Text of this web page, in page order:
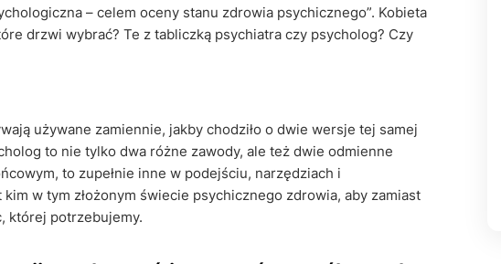
– celem oceny stanu zdrowia psychicznego”. Kobieta
drzwi wybrać? Te z tabliczką psychiatra czy psycholog? Czy
używane zamiennie, jakby chodziło o dwie wersje tej samej
to nie tylko dwa różne zawody, ale też dwie odmienne
to zupełnie inne w podejściu, narzędziach i
w tym złożonym świecie psychicznego zdrowia, aby zamiast
której potrzebujemy.